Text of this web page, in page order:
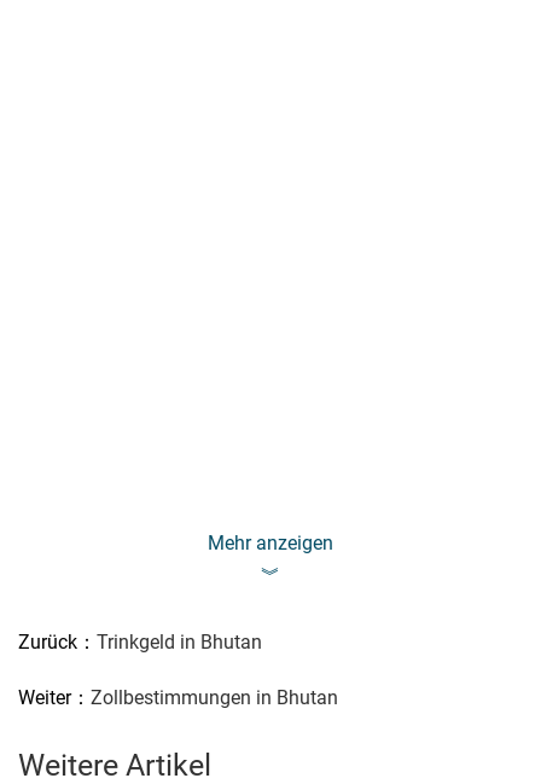
Mehr anzeigen
︾
Zurück： Trinkgeld in Bhutan
Weiter： Zollbestimmungen in Bhutan
Weitere Artikel